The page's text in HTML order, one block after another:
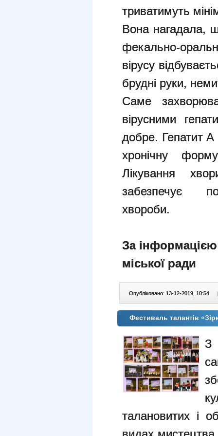
триватимуть
Вона нагадала,
фекально-
вірусу
брудні руки,
Саме
вірусними
добре. Гепатит А
хронічну
Лікування
забезпечує
хвороби.
За інформацією
міської ради
Опубліковано: 13-12-2019, 10:54 |
Фестиваль талантів
З
талановитих і